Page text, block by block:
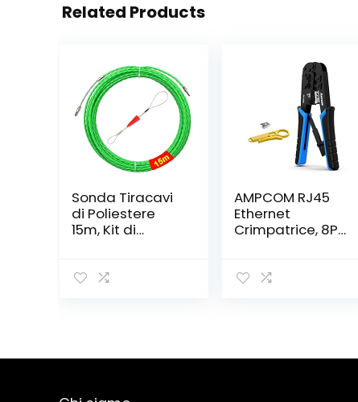
Related Products
Sonda Tiracavi
di Poliestere
15m, Kit di
Cavi, Fish Tape
AMPCOM RJ45
Ethernet
Crimpatrice, 8P
Cricchetto